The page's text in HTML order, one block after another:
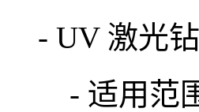
- UV 激光
- 适用范围